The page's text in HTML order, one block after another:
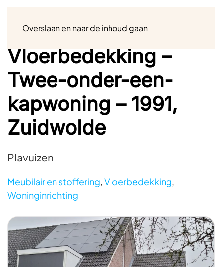
Overslaan en naar de inhoud gaan
Vloerbedekking –
Twee-onder-een-
kapwoning – 1991,
Zuidwolde
Plavuizen
Meubilair en stoffering,Vloerbedekking,
Woninginrichting